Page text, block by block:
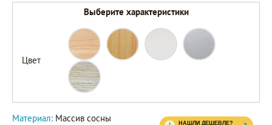
Выберите характеристики
Цвет
Материал: Массив сосны